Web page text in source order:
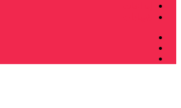
إبداعات
شهادات